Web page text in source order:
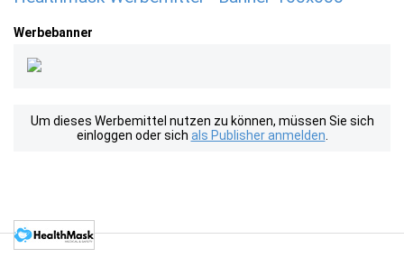
Werbebanner
Um dieses Werbemittel nutzen zu können, müssen Sie sich
einloggen oder sich als Publisher anmelden